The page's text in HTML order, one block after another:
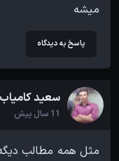
میشه
پاسخ به دیدگاه
سعید کامیاب
11 سال پیش
مثل همه مطالب دیگه